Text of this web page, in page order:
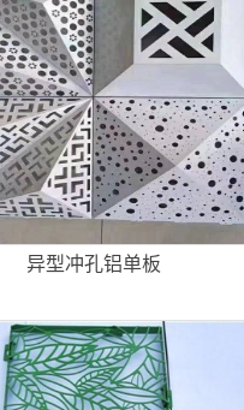
异型冲孔铝单板